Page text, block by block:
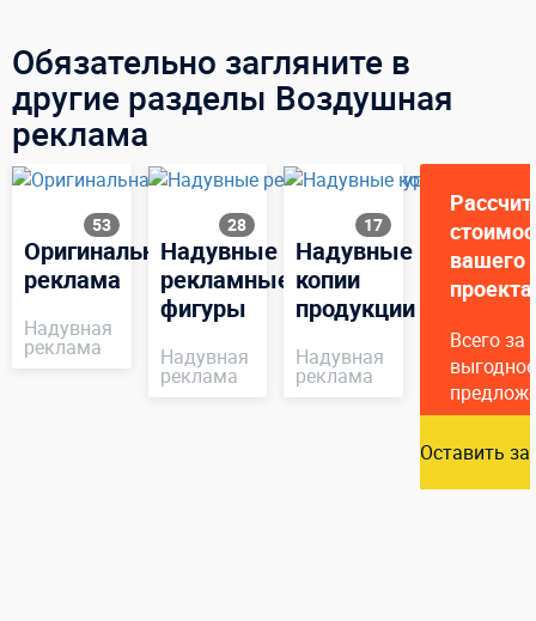
Обязательно загляните в
другие разделы Воздушная
реклама
53
Оригинальная
реклама
Надувная
реклама
28
Надувные
рекламные
фигуры
Надувная
реклама
17
Надувные
копии
продукции
Надувная
реклама
вашего
проекта
Всего за
Оставить